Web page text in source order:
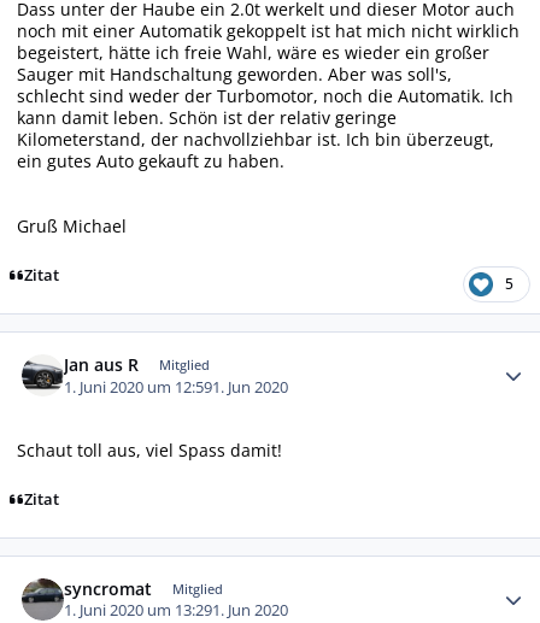
Dass unter der Haube ein 2.0t werkelt und dieser Motor auch
noch mit einer Automatik gekoppelt ist hat mich nicht wirklich
begeistert, hätte ich freie Wahl, wäre es wieder ein großer
Sauger mit Handschaltung geworden. Aber was soll's,
schlecht sind weder der Turbomotor, noch die Automatik. Ich
kann damit leben. Schön ist der relativ geringe
Kilometerstand, der nachvollziehbar ist. Ich bin überzeugt,
ein gutes Auto gekauft zu haben.
Gruß Michael
Zitat 5
Jan aus R Mitglied
1. Juni 2020 um 12:591. Jun 2020
Schaut toll aus, viel Spass damit!
Zitat
syncromat Mitglied
1. Juni 2020 um 13:291. Jun 2020